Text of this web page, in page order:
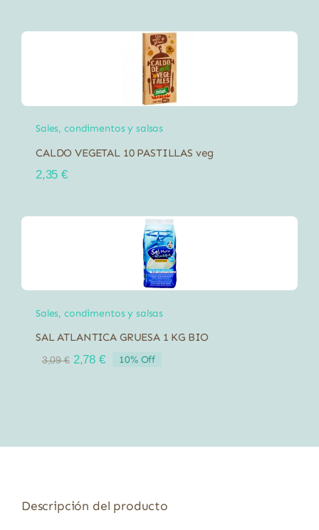
Sales, condimentos y salsas
CALDO VEGETAL 10 PASTILLAS veg
2,35€
Sales, condimentos y salsas
SAL ATLANTICA GRUESA 1 KG BIO
3,09€ El
2,78 €El
10% Off
Descripción del producto